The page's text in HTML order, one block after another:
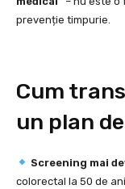
prevenție timpurie.
Cum
un plan
Screening mai
colorectal la 50 de